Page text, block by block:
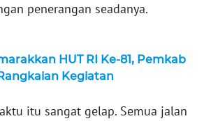
penerangan seadanya.
HUT RI Ke-81, Pemkab
Kegiatan
itu sangat gelap. Semua jalan